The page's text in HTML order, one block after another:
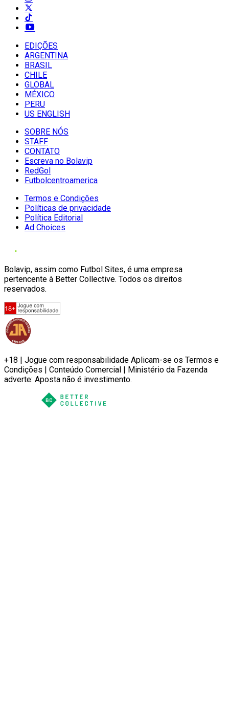
EDIÇÕES
ARGENTINA
BRASIL
CHILE
GLOBAL
MÉXICO
PERU
US ENGLISH
SOBRE NÓS
STAFF
CONTATO
Escreva no Bolavip
RedGol
Futbolcentroamerica
Termos e Condições
Políticas de privacidade
Política Editorial
Ad Choices
Bolavip, assim como Futbol Sites, é uma empresa
pertencente à Better Collective. Todos os direitos
reservados.
+18 | Jogue com responsabilidade Aplicam-se os Termos e
Condições | Conteúdo Comercial | Ministério da Fazenda
adverte: Aposta não é investimento.